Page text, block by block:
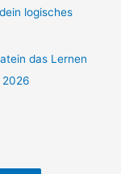
logisches
das Lernen
2026